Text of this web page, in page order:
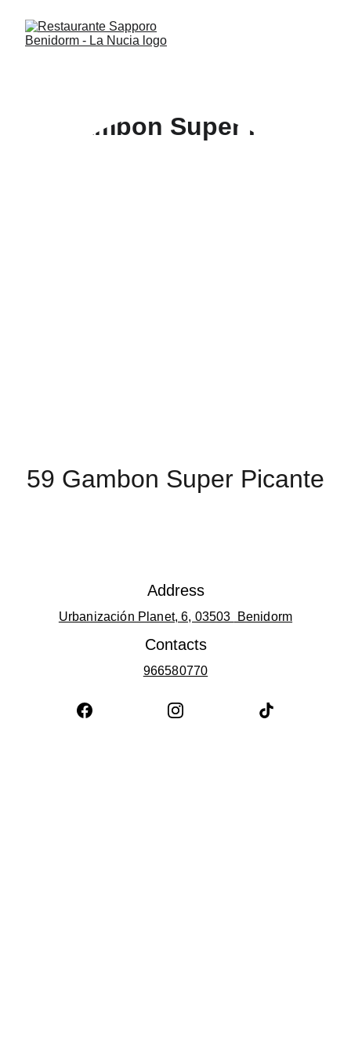
59 Gambon Super Picante
Address
Urbanización Planet, 6, 03503 Benidorm
Contacts
966580770